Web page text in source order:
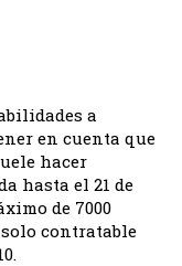
a
en cuenta que
hacer
hasta el 21 de
de 7000
contratable